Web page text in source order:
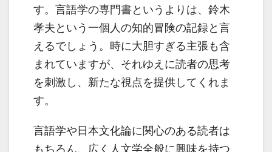
す。言語学の専門書というよりは、鈴木
孝夫という一個人の知的冒険の記録と言
えるでしょう。時に大胆すぎる主張も含
まれていますが、それゆえに読者の思考
を刺激し、新たな視点を提供してくれま
す。
言語学や日本文化論に関心のある読者は
もちろん、広く人文学全般に興味を持つ